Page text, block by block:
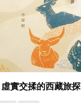
虛實交揉的西藏旅探